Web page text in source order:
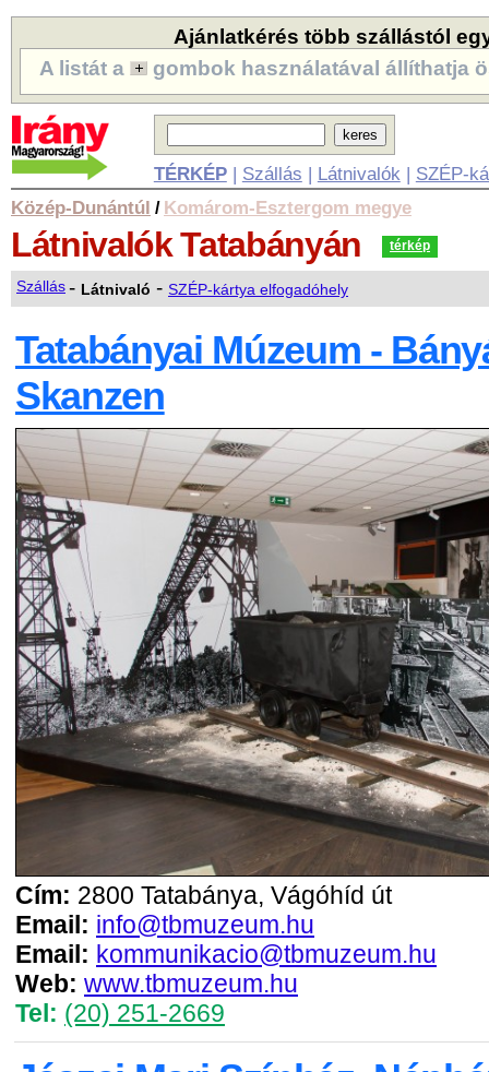
Ajánlatkérés több szállástól
A listát a
gombok használatával állíthatja
TÉRKÉP| Szállás | Látnivalók | SZÉP-
Közép-Dunántúl / Komárom-Esztergom megye
LátnivalókTatabányán térkép
Szállás- Látnivaló - SZÉP-kártya elfogadóhely
Tatabányai Múzeum -
Skanzen
Cím: 2800 Tatabánya, Vágóhíd út
Email: info@tbmuzeum.hu
Email: kommunikacio@tbmuzeum.hu
Web: www.tbmuzeum.hu
Tel: (20) 251-2669